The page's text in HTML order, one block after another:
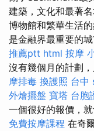
建築，文化和最著
博物館和繁華生活
是金融界最重要的城
推薦ptt html 按摩
沒有幾個月的計劃
摩排毒 換護照 台中
外燴擺盤 寶塔 台胞
一個很好的報價，
免費按摩課程 在奇